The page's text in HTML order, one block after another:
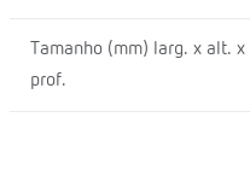
Tamanho (mm) larg. x alt. x
prof.